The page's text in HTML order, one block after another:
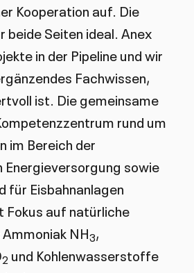
Kooperation auf. Die
beide Seiten ideal. Anex
in der Pipeline und wir
Fachwissen,
ist. Die gemeinsame
rund um
im Bereich der
sowie
für Eisbahnanlagen
Fokus auf natürliche
NH3,
2 und Kohlenwasserstoffe